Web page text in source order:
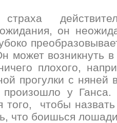
он
может возникнуть
плохого,
прогулки с няней
у Ганса.
того, чтобы
что боишься